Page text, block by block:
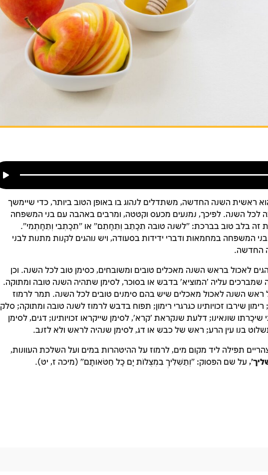
ראשית השנה החדשה, משתדלים לנהוג בו באופן הטוב ביותר, כדי שיימשך
לכל השנה. לפיכך, נמנעים מכעס וקטטה, ומרבים באהבה עם בני המשפחה
זה בלב טוב בברכת: "לשנה טובה תִּכָּתֵב וְתֵחָתֵם" או "תִּכָּתְבִי וְתֵחָתְמִי".
המשפחה במחמאות ודברי ידידות בסעודה, ויש נוהגים לקנות מתנות לבני
החדשה.
לאכול בראש השנה מאכלים טובים ומשובחים, כסימן טוב לכל השנה. וכן
שמברכים עליה 'המוציא' בדבש או בסוכר, לסימן שתהיה השנה טובה ומתוקה.
ראש השנה לאכול מאכלים שיש בהם סימנים טובים לכל השנה. תמר לרמוז
רימון שירבו זכויותינו כגרגרי רימון; תפוח בדבש לרמוז לשנה טובה ומתוקה; סלק
שיכָּרתו שונאינו; דלעת שנקראת 'קרא', לסימן שייקראו זכויותינו; דגים, לסימן
בנו עין הרע; ראש של כבש או דג, לסימן שנהיה לראש ולא לזנב.
תפילה ליד מקום מים, לרמוז על ההיטהרות במים ועל השלכת העוונות,
על שם הפסוק: "וְתַשְׁלִיךְ בִּמְצֻלוֹת יָם כָּל חַטֹּאותָם" (מיכה ז, יט).
זמן להתחבר לחשבון שלך
לסימון המושג כנלמד, יש להתחבר לחשבון או להירשם